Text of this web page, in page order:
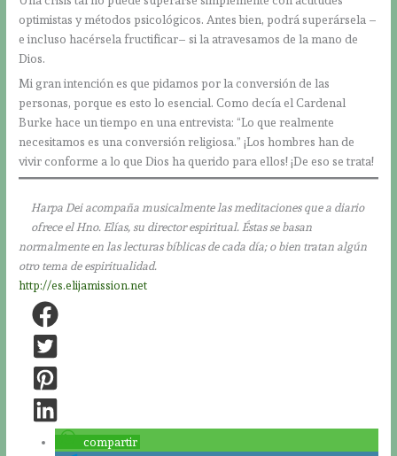
optimistas y métodos psicológicos. Antes bien, podrá superársela –
e incluso hacérsela fructificar– si la atravesamos de la mano de
Dios.
Mi gran intención es que pidamos por la conversión de las
personas, porque es esto lo esencial. Como decía el Cardenal
Burke hace un tiempo en una entrevista: “Lo que realmente
necesitamos es una conversión religiosa.” ¡Los hombres han de
vivir conforme a lo que Dios ha querido para ellos! ¡De eso se trata!
Harpa Dei acompaña musicalmente las meditaciones que a diario
ofrece el Hno. Elías, su director espiritual. Éstas se basan
normalmente en las lecturas bíblicas de cada día; o bien tratan algún
otro tema de espiritualidad.
http://es.elijamission.net
compartir